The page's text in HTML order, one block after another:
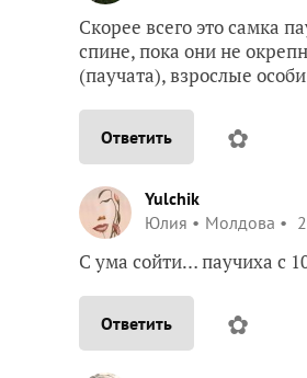
Скорее всего это самка
спине, пока они не
(паучата), взрослые
Ответить ✿
Yulchik
Юлия
Молдова
С ума сойти… паучиха с
Ответить ✿